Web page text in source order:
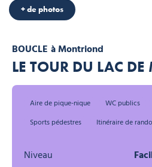
BOUCLE à Montriond
LE TOUR DU LAC
+ de photos
Aire de pique-nique WC publics
Sports pédestres
Itinéraire de
Niveau